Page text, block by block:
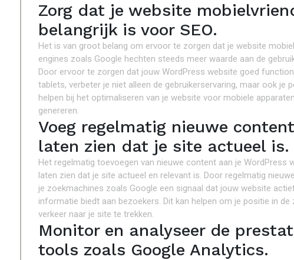
Zorg dat je website
belangrijk is voor SEO.
Het is van groot belang om ervoor te zorgen dat je website
engines zoals Google hechten steeds meer waarde aan de
Door ervoor te zorgen dat jouw WordPress website goed
tablets, verbeter je niet alleen de gebruikerservaring, maar ook je
helpen bij het optimaliseren van je website voor mobiele
genereren.
Voeg regelmatig nieuwe
laten zien dat je site actueel is.
Het regelmatig toevoegen van nieuwe content aan je WordPress
laten zien dat je site actueel en relevant is. Door regelmatig
je zoekmachines zoals Google een signaal dat jouw website
informatie biedt aan bezoekers. Dit kan helpen om je positie in
verkeer naar je site te trekken.
Monitor en analyseer de
tools zoals Google Analytics.